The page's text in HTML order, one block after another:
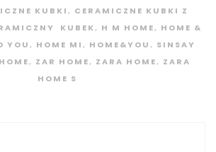
KUBKI , CERAMICZNE KUBKI Z
KUBEK, H M HOME, HOME &
YOU , HOME MI , HOME&YOU , SINSAY
, ZAR HOME, ZARA HOME, ZARA
HOME S